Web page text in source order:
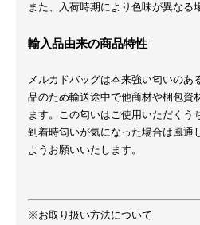
また、入荷時期により色味が異なる
輸入品由来の商品特性
メルカドバッグは本来強い匂いのあ
品のため輸送途中で他商材や梱包資
ます。この匂いはご使用いただくう
到着時匂いが気になった場合は風通
ようお願いいたします。
※お取り扱い方法について